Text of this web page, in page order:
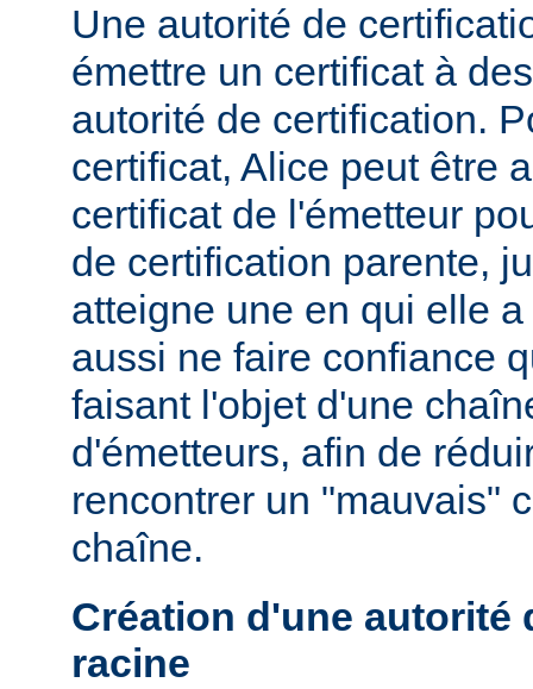
Une autorité de
émettre un certificat à
autorité de certification.
certificat, Alice peut être
certificat de l'émetteur
de certification parente,
atteigne une en qui elle
aussi ne faire confiance
faisant l'objet d'une
d'émetteurs, afin de
rencontrer un "mauvais"
chaîne.
Création d'une autorité
racine